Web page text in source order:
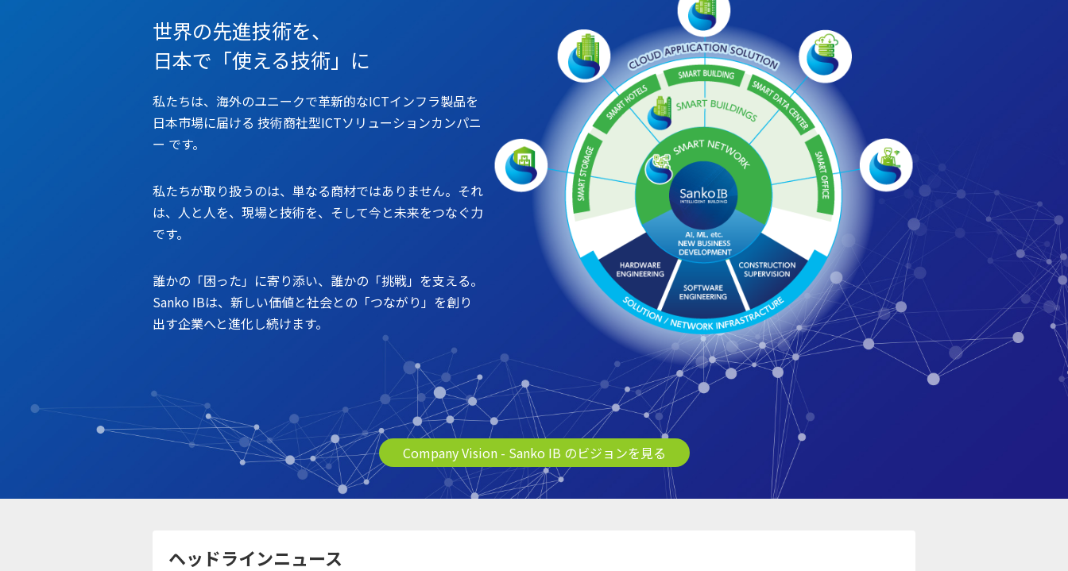
世界の先進技術を、
日本で「使える技術」に
私たちは、海外のユニークで革新的なICTインフラ製品を
日本市場に届ける 技術商社型ICTソリューションカンパニ
ー です。
私たちが取り扱うのは、単なる商材ではありません。それ
は、人と人を、現場と技術を、そして今と未来をつなぐ力
です。
誰かの「困った」に寄り添い、誰かの「挑戦」を支える。
Sanko IBは、新しい価値と社会との「つながり」を創り
出す企業へと進化し続けます。
Company Vision - Sanko IB のビジョンを見る
ヘッドラインニュース